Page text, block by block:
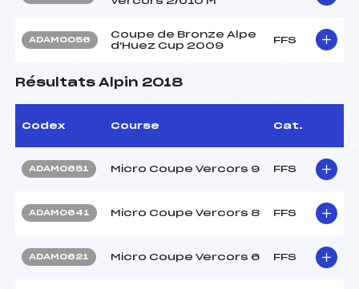
ADAM0056
Coupe de Bronze Alpe
d'Huez Cup 2009
FFS
Résultats Alpin 2018
Codex Course Cat.
ADAM0651 Micro Coupe Vercors 9 FFS
ADAM0641 Micro Coupe Vercors 8 FFS
ADAM0621 Micro Coupe Vercors 6 FFS